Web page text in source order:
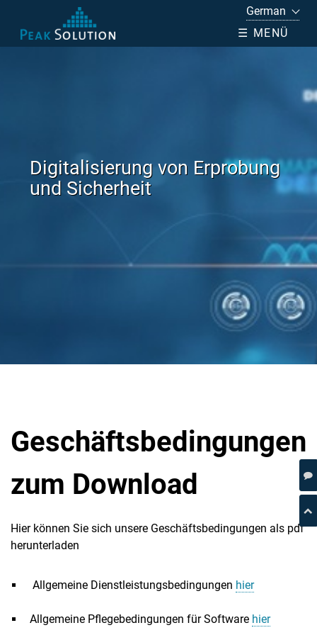
☰ MENÜ
Digitalisierung von Erprobung
und Sicherheit
Geschäftsbedingungen
zum Download
Hier können Sie sich unsere Geschäftsbedingungen als pdf
herunterladen
Allgemeine Dienstleistungsbedingungen hier
Allgemeine Pflegebedingungen für Software hier